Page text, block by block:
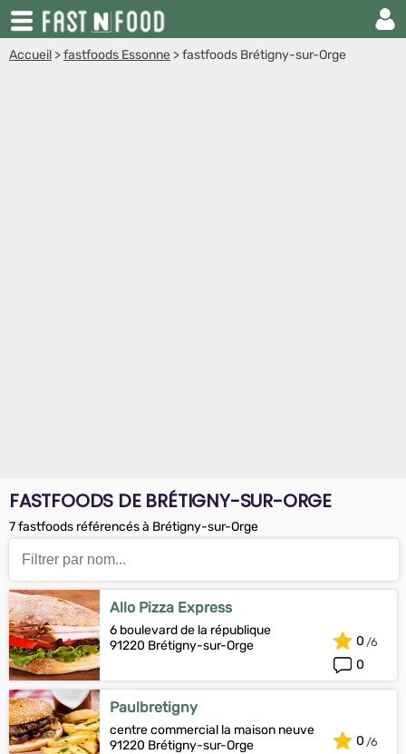
Accueil >fastfoods Essonne >fastfoods Brétigny-sur-Orge
FASTFOODS DE BRÉTIGNY-SUR-ORGE
7 fastfoods référencés à Brétigny-sur-Orge
Allo Pizza Express
6 boulevard de la république
91220 Brétigny-sur-Orge
0
0
Paulbretigny
centre commercial la maison neuve
91220 Brétigny-sur-Orge
0